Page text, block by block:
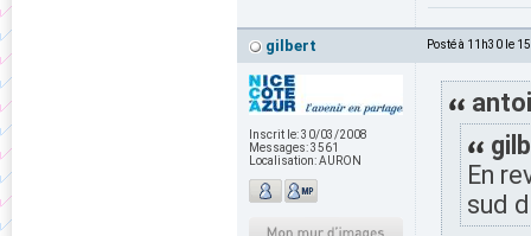
gilbert Posté à 11h30 le
Inscrit le:30/03/2008
Messages:3561
Localisation:AURON
En
sud